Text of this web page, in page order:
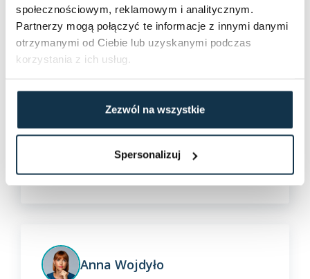
społecznościowym, reklamowym i analitycznym.
Partnerzy mogą połączyć te informacje z innymi danymi
otrzymanymi od Ciebie lub uzyskanymi podczas
korzystania z ich usług.
Zezwól na wszystkie
Spersonalizuj
Anna Wojdyło
Współpraca z panią Anią to czysta
wsłuchuje się w potrzeby klientów i szybko
znajduje satysfakcjonujące rozwiązania, a poza
Anna Wojdyło